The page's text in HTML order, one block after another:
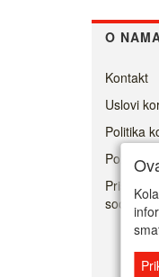
O
Kontakt
Uslovi
Politika
Politika
social